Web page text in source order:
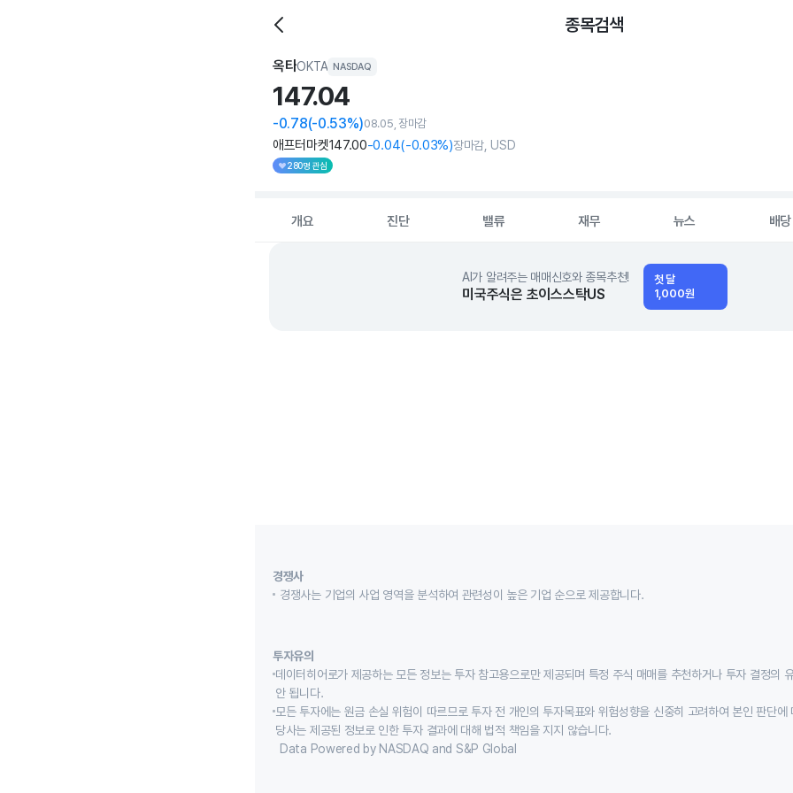
종목검색
옥타OKTA NASDAQ
147.04
-0.78(-0.53%)08.05, 장마감
애프터마켓147.00-0.04(-0.03%)장마감, USD
280명 관심
개요 진단 밸류 재무 뉴스 배당
AI가 알려주는 매매신호와 종목추천!
미국주식은 초이스스탁US
첫 달
1,000원
경쟁사
경쟁사는 기업의 사업 영역을 분석하여 관련성이 높은 기업 순으로 제공합니다.
투자유의
데이터히어로가 제공하는 모든 정보는 투자 참고용으로만 제공되며 특정 주식 매매를 추천하거나 투자 결정의
안 됩니다.
모든 투자에는 원금 손실 위험이 따르므로 투자 전 개인의 투자목표와 위험성향을 신중히 고려하여 본인 판단에
당사는 제공된 정보로 인한 투자 결과에 대해 법적 책임을 지지 않습니다.
Data Powered by NASDAQ and S&P Global